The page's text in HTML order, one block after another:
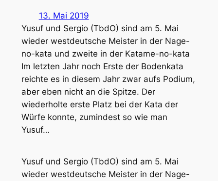
13. Mai 2019
Yusuf und Sergio (TbdO) sind am 5. Mai
wieder westdeutsche Meister in der Nage-
no-kata und zweite in der Katame-no-kata
Im letzten Jahr noch Erste der Bodenkata
reichte es in diesem Jahr zwar aufs Podium,
aber eben nicht an die Spitze. Der
wiederholte erste Platz bei der Kata der
Würfe konnte, zumindest so wie man
Yusuf…
Yusuf und Sergio (TbdO) sind am 5. Mai
wieder westdeutsche Meister in der Nage-